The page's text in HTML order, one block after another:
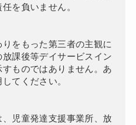
を負いません。
をもった第三者の主観に
課後等デイサービスイン
ものではありません。あ
てください。
児童発達支援事業所、放